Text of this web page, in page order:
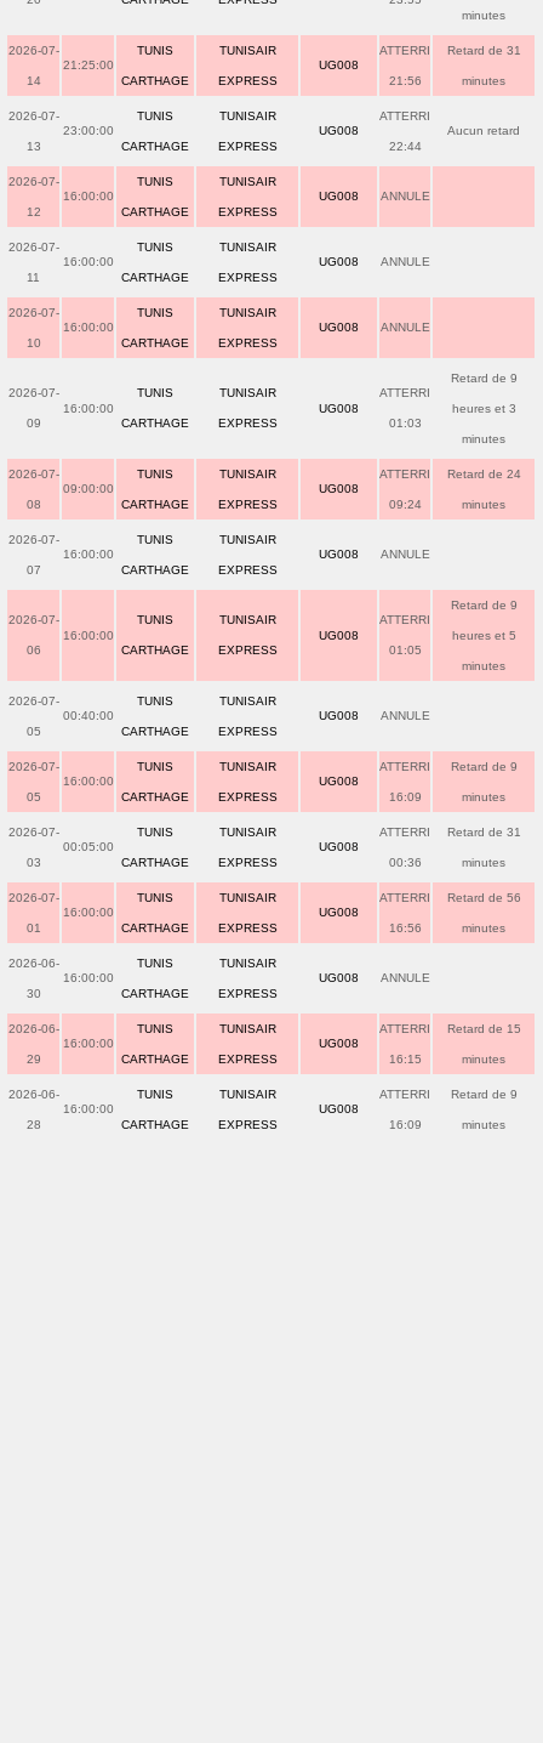
minutes
2026-07-
14
21:25:00
TUNIS
CARTHAGE
TUNISAIR
EXPRESS
UG008
ATTERRI
21:56
Retard de 31
minutes
2026-07-
13
23:00:00
TUNIS
CARTHAGE
TUNISAIR
EXPRESS
UG008
ATTERRI
22:44
Aucun retard
2026-07-
12
16:00:00
TUNIS
CARTHAGE
TUNISAIR
EXPRESS
UG008 ANNULE
2026-07-
11
16:00:00
TUNIS
CARTHAGE
TUNISAIR
EXPRESS
UG008 ANNULE
2026-07-
10
16:00:00
TUNIS
CARTHAGE
TUNISAIR
EXPRESS
UG008 ANNULE
2026-07-
09
16:00:00
TUNIS
CARTHAGE
TUNISAIR
EXPRESS
UG008
ATTERRI
01:03
Retard de 9
heures et 3
minutes
2026-07-
08
09:00:00
TUNIS
CARTHAGE
TUNISAIR
EXPRESS
UG008
ATTERRI
09:24
Retard de 24
minutes
2026-07-
07
16:00:00
TUNIS
CARTHAGE
TUNISAIR
EXPRESS
UG008 ANNULE
2026-07-
06
16:00:00
TUNIS
CARTHAGE
TUNISAIR
EXPRESS
UG008
ATTERRI
01:05
Retard de 9
heures et 5
minutes
2026-07-
05
00:40:00
TUNIS
CARTHAGE
TUNISAIR
EXPRESS
UG008 ANNULE
2026-07-
05
16:00:00
TUNIS
CARTHAGE
TUNISAIR
EXPRESS
UG008
ATTERRI
16:09
Retard de 9
minutes
2026-07-
03
00:05:00
TUNIS
CARTHAGE
TUNISAIR
EXPRESS
UG008
ATTERRI
00:36
Retard de 31
minutes
2026-07-
01
16:00:00
TUNIS
CARTHAGE
TUNISAIR
EXPRESS
UG008
ATTERRI
16:56
Retard de 56
minutes
2026-06-
30
16:00:00
TUNIS
CARTHAGE
TUNISAIR
EXPRESS
UG008 ANNULE
2026-06-
29
16:00:00
TUNIS
CARTHAGE
TUNISAIR
EXPRESS
UG008
ATTERRI
16:15
Retard de 15
minutes
2026-06-
28
16:00:00
TUNIS
CARTHAGE
TUNISAIR
EXPRESS
UG008
ATTERRI
16:09
Retard de 9
minutes